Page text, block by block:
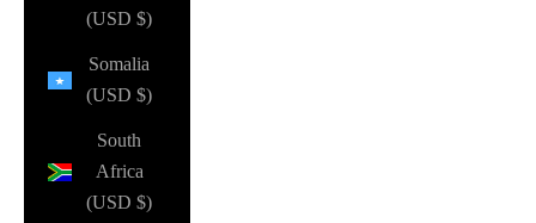
(USD $)
Somalia
(USD $)
South
Africa
(USD $)